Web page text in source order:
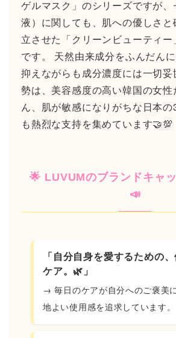
ゲルマスク」のシリーズですが、
液）に関しても、肌への優しさ
立させた「クリーンビューティ
です。 天然由来成分をふんだん
抑えながらも成分濃度には一切
勢は、美容感度の高い韓国の女性
ん、肌が敏感になりがちな日本
も熱烈な支持を集めています🤝💯
🌟 LUVUMのブランドキャ
📣
「自分自身を愛するための
ケア。🌿」
→ 毎日のケアが自分へのご褒美
地よい使用感を追求しています。